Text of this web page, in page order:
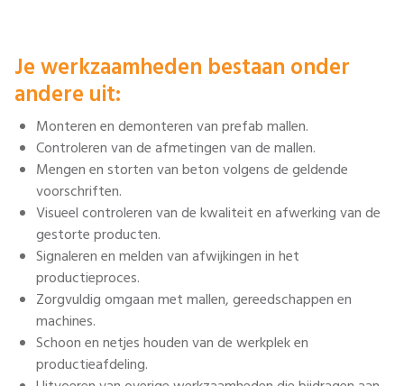
Je werkzaamheden bestaan onder
andere uit:
Monteren en demonteren van prefab mallen.
Controleren van de afmetingen van de mallen.
Mengen en storten van beton volgens de geldende
voorschriften.
Visueel controleren van de kwaliteit en afwerking van de
gestorte producten.
Signaleren en melden van afwijkingen in het
productieproces.
Zorgvuldig omgaan met mallen, gereedschappen en
machines.
Schoon en netjes houden van de werkplek en
productieafdeling.